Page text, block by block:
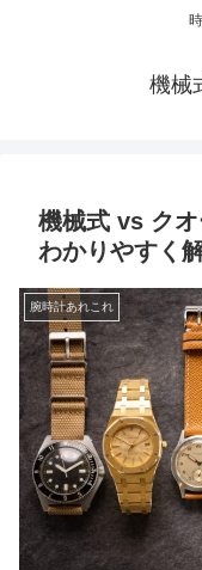
機械
機械式 vs ク
わかりやすく
腕時計あれこれ